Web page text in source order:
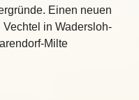
Einen neuen
Vechtel in Wadersloh-
Milte